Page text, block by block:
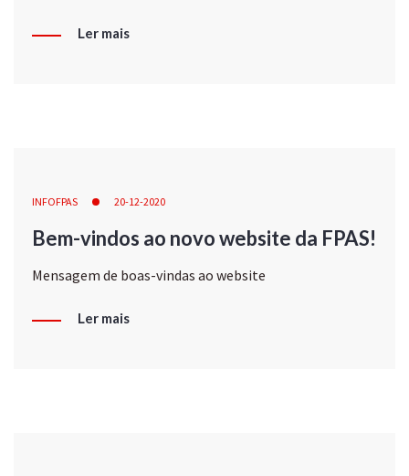
Ler mais
INFOFPAS 20-12-2020
Bem-vindos ao novo website da FPAS!
Mensagem de boas-vindas ao website
Ler mais